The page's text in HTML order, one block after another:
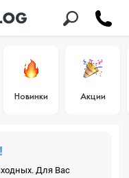
Новинки Акции
Для Вас